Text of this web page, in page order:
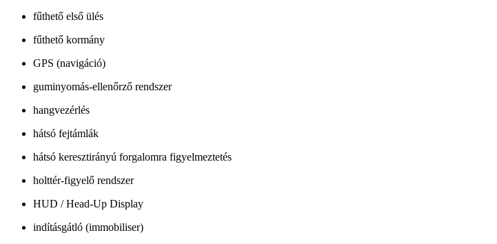
fűthető első ülés
fűthető kormány
GPS (navigáció)
guminyomás-ellenőrző rendszer
hangvezérlés
hátsó fejtámlák
hátsó keresztirányú forgalomra figyelmeztetés
holttér-figyelő rendszer
HUD / Head-Up Display
indításgátló (immobiliser)